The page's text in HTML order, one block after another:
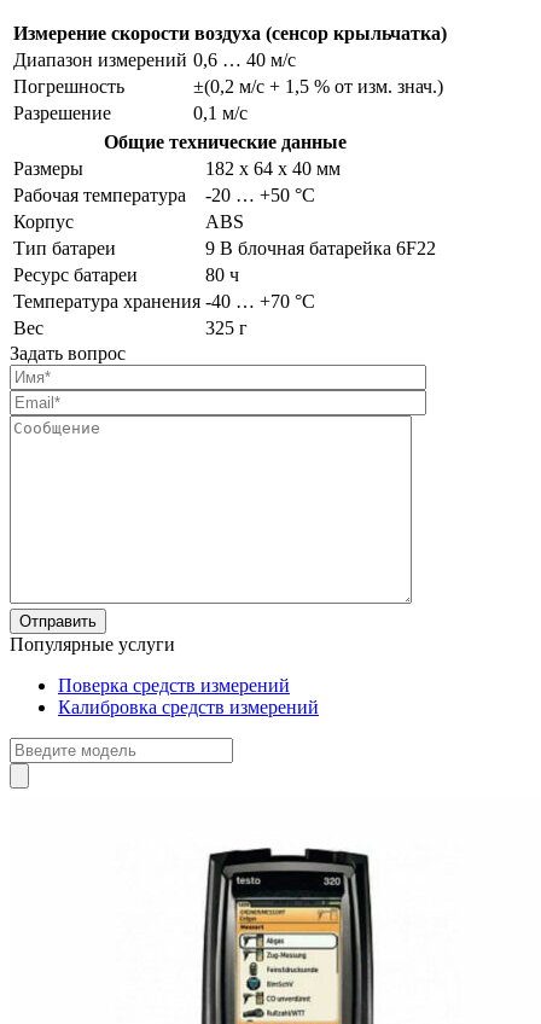
Измерение скорости воздуха (сенсор крыльчатка)
Диапазон измерений 0,6 … 40 м/с
Погрешность
±(0,2 м/с + 1,5 % от изм. знач.)
Разрешение
0,1 м/с
Общие технические данные
Размеры
182 x 64 x 40 мм
Рабочая температура
-20 … +50 °C
Корпус
ABS
Тип батареи
9 В блочная батарейка 6F22
Ресурс батареи
80 ч
Температура хранения -40 … +70 °C
Вес
325 г
Задать вопрос
Популярные услуги
Поверка средств измерений
Калибровка средств измерений